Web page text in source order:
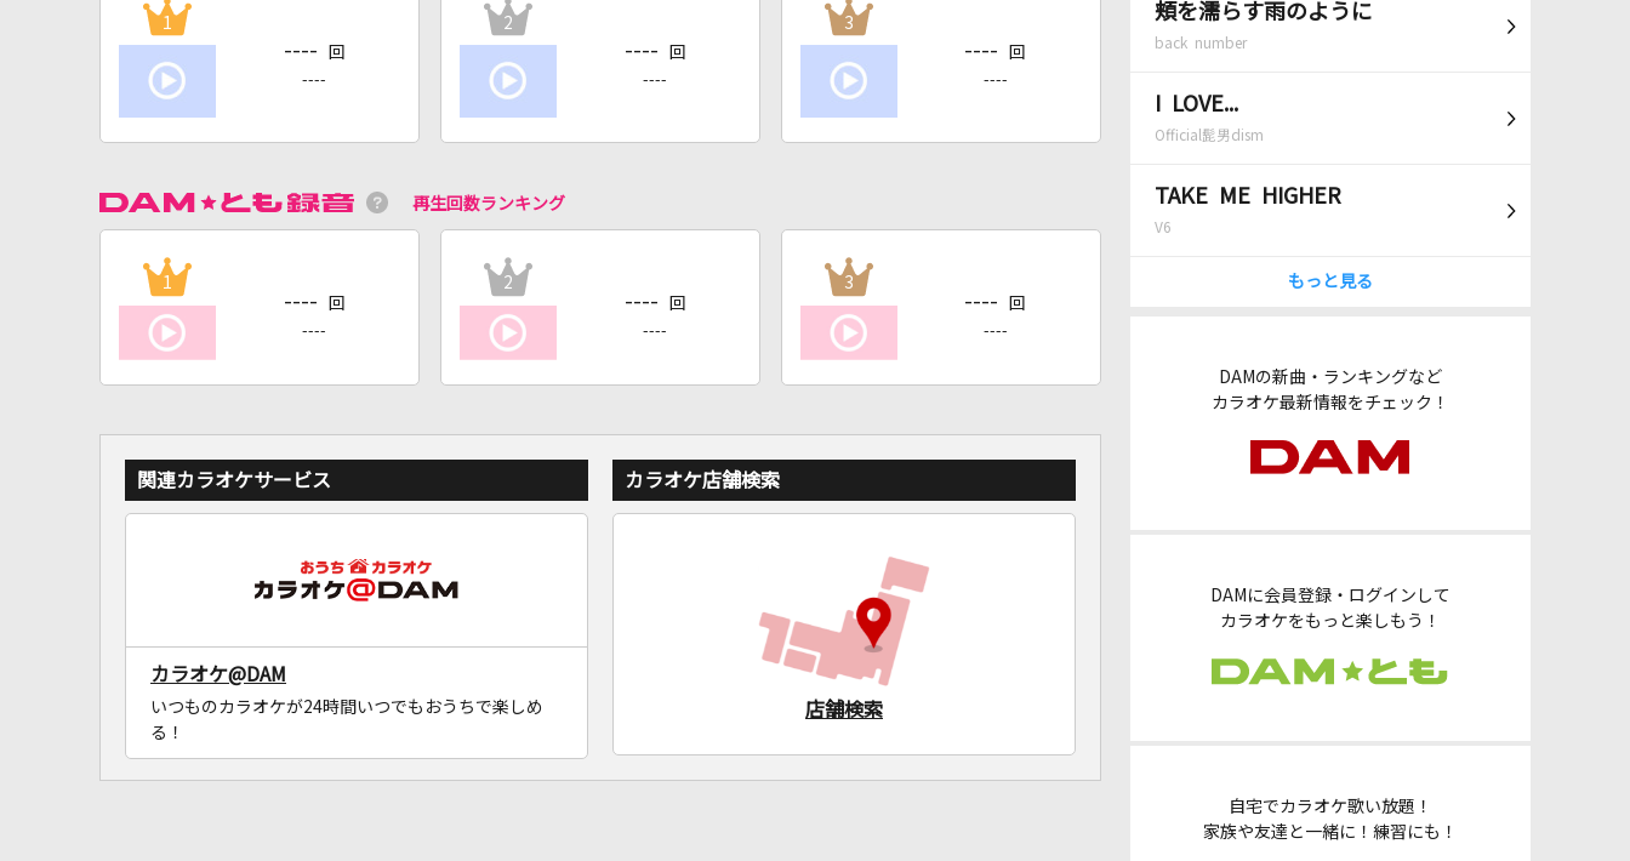
頬を濡らす雨のように
back number
I LOVE...
Official髭男dism
TAKE ME HIGHER
V6
もっと見る
DAMの新曲・ランキングなど
カラオケ最新情報をチェック！
DAMに会員登録・ログインして
カラオケをもっと楽しもう！
自宅でカラオケ歌い放題！
家族や友達と一緒に！練習にも！
1
---- 回
----
2
---- 回
----
3
---- 回
----
再生回数ランキング
1
---- 回
----
2
---- 回
----
3
---- 回
----
関連カラオケサービス
カラオケ@DAM
いつものカラオケが24時間いつでもおうちで楽しめ
る！
カラオケ店舗検索
店舗検索